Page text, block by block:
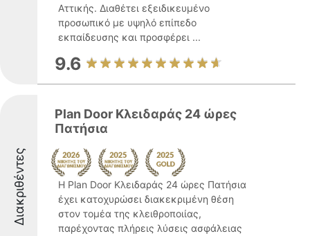
Αττικής. Διαθέτει εξειδικευμένο
προσωπικό με υψηλό επίπεδο
εκπαίδευσης και προσφέρει ...
9.6
Διακριθέντες
Plan Door Κλειδαράς 24 ώρες
Πατήσια
Η Plan Door Κλειδαράς 24 ώρες Πατήσια
έχει κατοχυρώσει διακεκριμένη θέση
στον τομέα της κλειθροποιίας,
παρέχοντας πλήρεις λύσεις ασφάλειας